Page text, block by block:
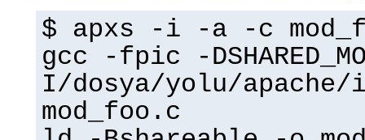
$ apxs -i -a -c
gcc -fpic -
I/dosya/yolu/
mod_foo.c